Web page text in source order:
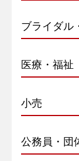
ブライダル
医療・福祉
小売
公務員・団